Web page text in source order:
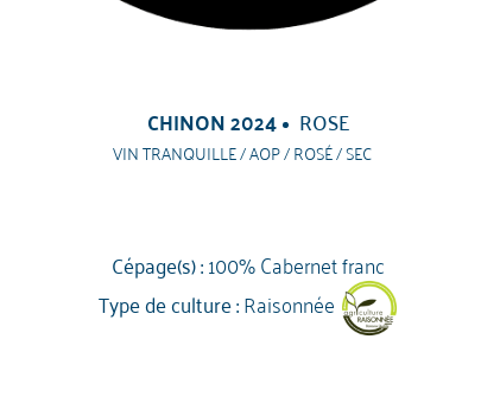
CHINON 2024 ROSE
VIN TRANQUILLE / AOP / ROSÉ / SEC
Cépage(s) :100% Cabernet franc
Type de culture :Raisonnée